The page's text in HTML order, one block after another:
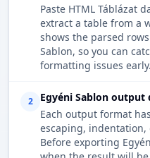
Paste HTML Táblázat
extract a table from a
shows the parsed
Sablon, so you can
formatting issues early.
2
Egyéni Sablon output
Each output format
escaping,
Before exporting